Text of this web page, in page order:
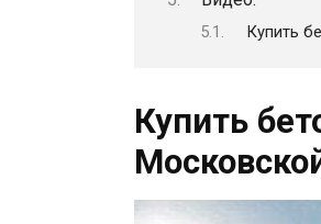
Купить
Купить